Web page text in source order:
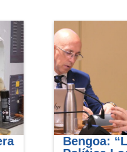
Bengoa: